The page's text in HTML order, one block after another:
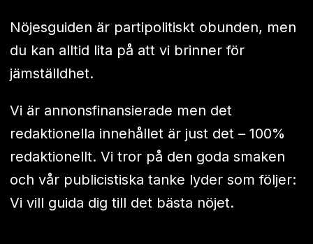
Nöjesguiden är partipolitiskt obunden, men
du kan alltid lita på att vi brinner för
jämställdhet.
Vi är annonsfinansierade men det
redaktionella innehållet är just det – 100%
redaktionellt. Vi tror på den goda smaken
och vår publicistiska tanke lyder som följer:
Vi vill guida dig till det bästa nöjet.